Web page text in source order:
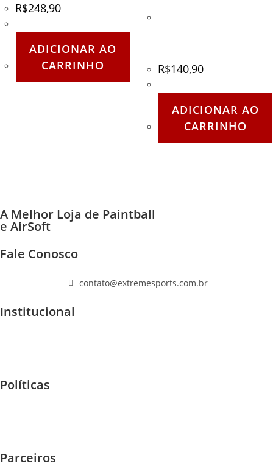
R$248,90
ADICIONAR AO
CARRINHO
R$140,90
ADICIONAR AO
CARRINHO
A Melhor Loja de Paintball
e AirSoft
Fale Conosco
contato@extremesports.com.br
Institucional
Políticas
Parceiros